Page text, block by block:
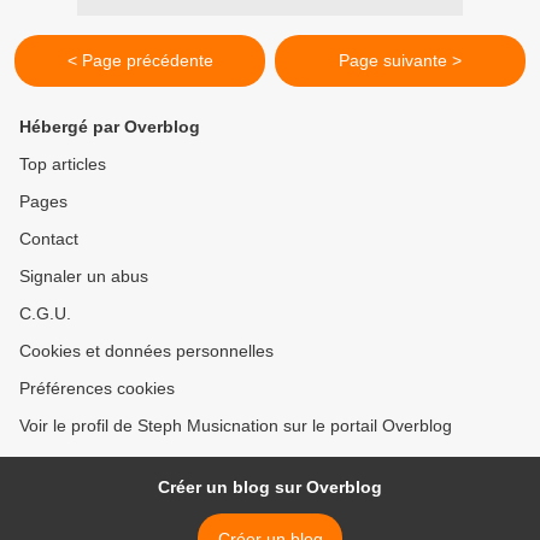
< Page précédente Page suivante >
Hébergé par Overblog
Top articles
Pages
Contact
Signaler un abus
C.G.U.
Cookies et données personnelles
Préférences cookies
Voir le profil de Steph Musicnation sur le portail Overblog
Créer un blog sur Overblog